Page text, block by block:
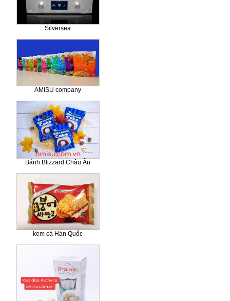
Silversea
AMISU company
Bánh Blizzard Châu Âu
kem cá Hàn Quốc